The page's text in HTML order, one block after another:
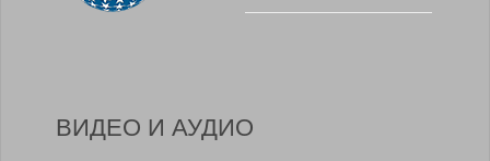
ВИДЕО И АУДИО